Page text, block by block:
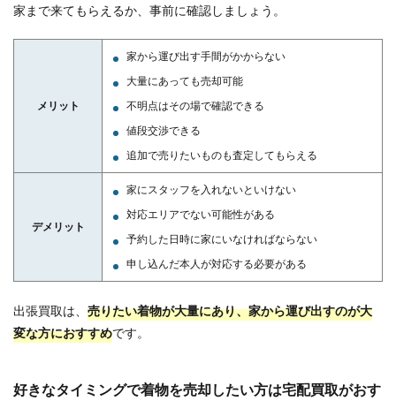
家まで来てもらえるか、事前に確認し ましょう。
メリット
家から運び出す手間がかからない
大量にあっても売却可能
不明点はその場で確認できる
値段交渉できる
追加で売りたいものも査定してもらえる
デメリット
家にスタッフを入れないといけない
対応エリアでない可能性がある
予約した日時に家にいなければならない
申し込んだ本人が対応する必要がある
出張買取は、 売りたい着物が大量にあり、家から運び出すのが大
変な方におすすめです。
好きなタイミングで着物を売却したい方は宅配買取がおす